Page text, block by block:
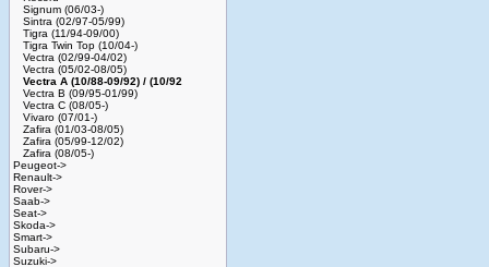
Signum (06/03-)
Sintra (02/97-05/99)
Tigra (11/94-09/00)
Tigra Twin Top (10/04-)
Vectra (02/99-04/02)
Vectra (05/02-08/05)
Vectra A (10/88-09/92) / (10/92
Vectra B (09/95-01/99)
Vectra C (08/05-)
Vivaro (07/01-)
Zafira (01/03-08/05)
Zafira (05/99-12/02)
Zafira (08/05-)
Peugeot->
Renault->
Rover->
Saab->
Seat->
Skoda->
Smart->
Subaru->
Suzuki->